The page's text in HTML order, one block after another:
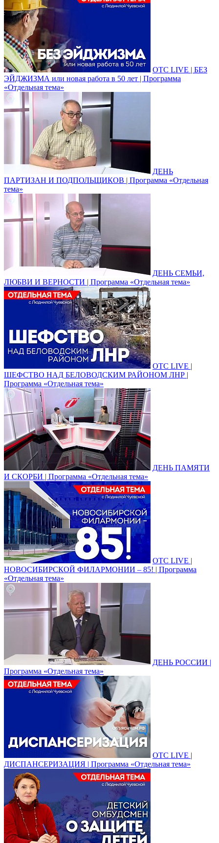
ОТС LIVE | БЕЗ
ЭЙДЖИЗМА или новая работа в 50 лет | Программа
«Отдельная тема»
ДЕНЬ
ПАРТИЗАН И ПОДПОЛЬЩИКОВ | Программа «Отдельная
тема»
ДЕНЬ СЕМЬИ,
ЛЮБВИ И ВЕРНОСТИ | Программа «Отдельная тема»
ОТС LIVE |
ШЕФСТВО НАД БЕЛОВОДСКИМ РАЙОНОМ ЛНР |
Программа «Отдельная тема»
ДЕНЬ ПАМЯТИ
И СКОРБИ | Программа «Отдельная тема»
ОТС LIVE |
НОВОСИБИРСКОЙ ФИЛАРМОНИИ – 85! | Программа
«Отдельная тема»
ДЕНЬ РОССИИ |
Программа «Отдельная тема»
ОТС LIVE |
ДИСПАНСЕРИЗАЦИЯ | Программа «Отдельная тема»